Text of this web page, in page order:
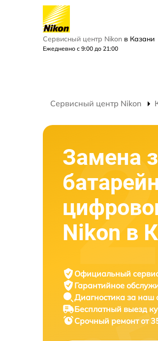
Сервисный центр Nikon в Казани
Ежедневно с 9:00 до 21:00
Сервисный центр Nikon
Замена
Nikon в
Официальный
Гарантийное
Диагностика за наш
Бесплатный выезд
Срочный ремонтот